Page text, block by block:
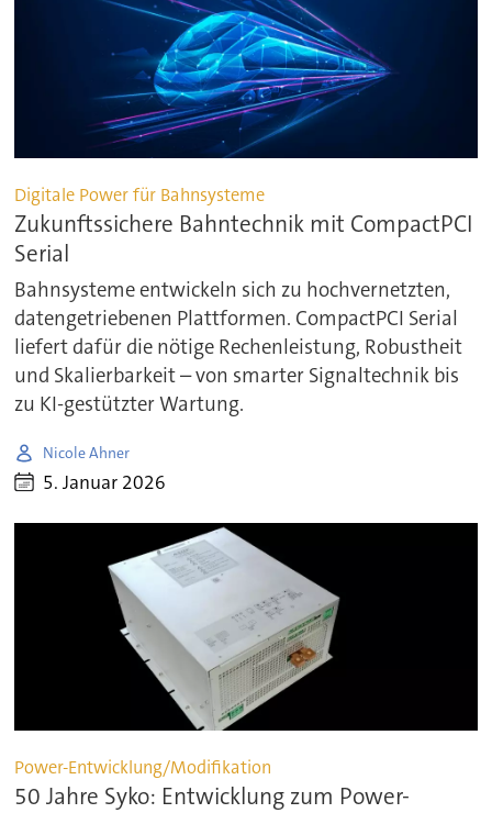
Digitale Power für Bahnsysteme
Zukunftssichere Bahntechnik mit CompactPCI
Serial
Bahnsysteme entwickeln sich zu hochvernetzten,
datengetriebenen Plattformen. CompactPCI Serial
liefert dafür die nötige Rechenleistung, Robustheit
und Skalierbarkeit – von smarter Signaltechnik bis
zu KI-gestützter Wartung.
Nicole Ahner
5. Januar 2026
Power-Entwicklung/Modifikation
50 Jahre Syko: Entwicklung zum Power-